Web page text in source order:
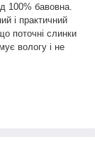
100% бавовна.
і практичний
поточні слинки
вологу і не